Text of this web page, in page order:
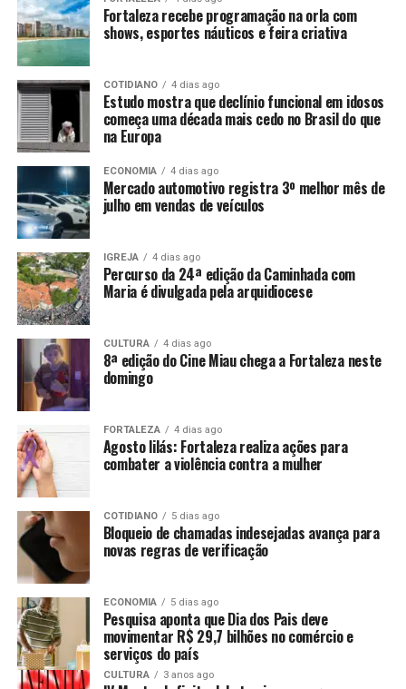
Fortaleza recebe programação na orla com
shows, esportes náuticos e feira criativa
COTIDIANO 4 dias ago
Estudo mostra que declínio funcional em idosos
começa uma década mais cedo no Brasil do que
na Europa
ECONOMIA 4 dias ago
Mercado automotivo registra 3º melhor mês de
julho em vendas de veículos
IGREJA 4 dias ago
Percurso da 24ª edição da Caminhada com
Maria é divulgada pela arquidiocese
CULTURA 4 dias ago
8ª edição do Cine Miau chega a Fortaleza neste
domingo
FORTALEZA 4 dias ago
Agosto lilás: Fortaleza realiza ações para
combater a violência contra a mulher
COTIDIANO 5 dias ago
Bloqueio de chamadas indesejadas avança para
novas regras de verificação
ECONOMIA 5 dias ago
Pesquisa aponta que Dia dos Pais deve
movimentar R$ 29,7 bilhões no comércio e
serviços do país
CULTURA 3 anos ago